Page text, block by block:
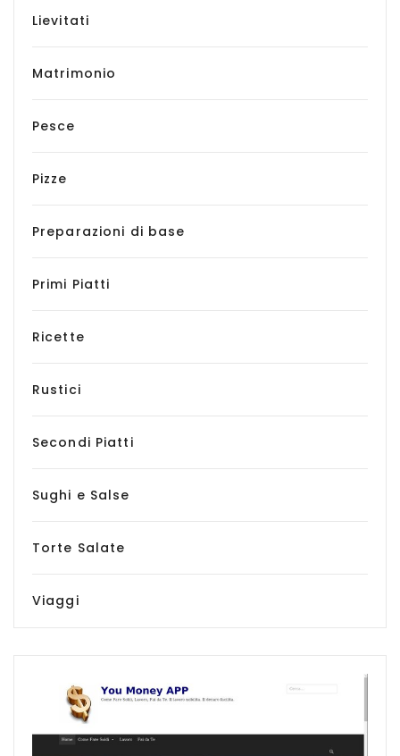
Lievitati
Matrimonio
Pesce
Pizze
Preparazioni di base
Primi Piatti
Ricette
Rustici
Secondi Piatti
Sughi e Salse
Torte Salate
Viaggi